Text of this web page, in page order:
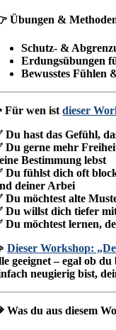
Übungen &
Schutz- &
Erdungsübungen
Bewusstes Fühlen
Für wen istdieser
Du hast das Gefühl,
Du gerne mehr
Bestimmung lebst
Du fühlst dich oft
deiner Arbei
Du möchtest alte
Du willst dich tiefer
Du möchtest lernen,
Dieser Workshop:
geeignet – egal ob
neugierig bist,
Was du aus diesem